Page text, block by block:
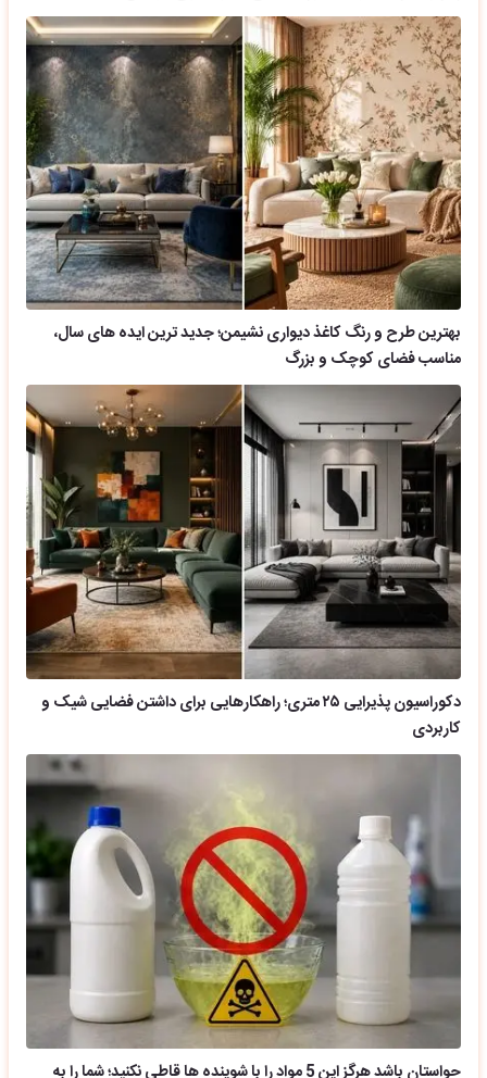
بهترین طرح و رنگ کاغذ دیواری نشیمن؛ جدید ترین ایده های سال،
مناسب فضای کوچک و بزرگ
دکوراسیون پذیرایی ۲۵ متری؛ راهکارهایی برای داشتن فضایی شیک و
کاربردی
حواستان باشد هرگز این 5 مواد را با شوینده ها قاطی نکنید؛ شما را به